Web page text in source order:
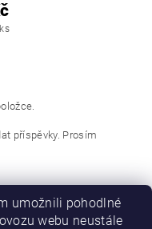
příspěvky. Prosím
umožnili pohodlné
webu neustále